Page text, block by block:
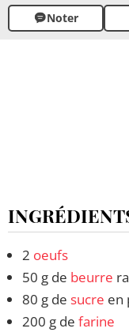
Noter
2 oeufs
50 g de beurre
80 g de sucre en
200 g de farine